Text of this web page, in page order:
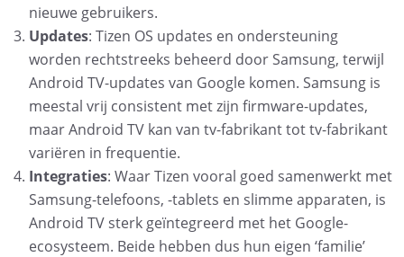
nieuwe gebruikers.
Updates: Tizen OS updates en ondersteuning
worden rechtstreeks beheerd door Samsung, terwijl
Android TV-updates van Google komen. Samsung is
meestal vrij consistent met zijn firmware-updates,
maar Android TV kan van tv-fabrikant tot tv-fabrikant
variëren in frequentie.
Integraties: Waar Tizen vooral goed samenwerkt met
Samsung-telefoons, -tablets en slimme apparaten, is
Android TV sterk geïntegreerd met het Google-
ecosysteem. Beide hebben dus hun eigen ‘familie’